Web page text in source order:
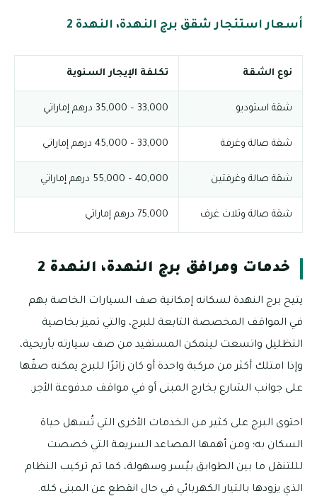
أسعار استئجار شقق برج النهدة، النهدة 2
نوع الشقة تكلفة الإيجار السنوية
شقة استوديو 33,000 – 35,000 درهم إماراتي
شقة صالة وغرفة 33,000 – 45,000 درهم إماراتي
شقة صالة وغرفتين 40,000 – 55,000 درهم إماراتي
شقة صالة وثلاث غرف 75,000 درهم إماراتي
خدمات ومرافق برج النهدة، النهدة 2
يتيح برج النهدة لسكانه إمكانية صف السيارات الخاصة بهم
في المواقف المخصصة التابعة للبرج، والتي تميز بخاصية
التظليل واتسعت ليتمكن المستفيد من صف سيارته بأريحية،
وإذا امتلك أكثر من مركبة واحدة أو كان زائرًا للبرج يمكنه صفّها
على جوانب الشارع بخارج المبنى أو في مواقف مدفوعة الأجر.
احتوى البرج على كثير من الخدمات الأخرى التي تُسهل حياة
السكان به؛ ومن أهمها المصاعد السريعة التي خصصت
لللتنقل ما بين الطوابق بيُسر وسهولة، كما تم تركيب النظام
الذي يزودها بالتيار الكهربائي في حال انقطع عن المبنى كله.